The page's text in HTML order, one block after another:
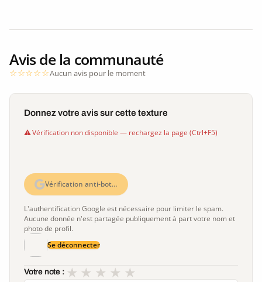
Avis de la communauté
Aucun avis pour le moment
Donnez votre avis sur cette texture
Vérification non disponible — rechargez la page (Ctrl+F5)
Vérification anti-bot…
L'authentification Google est nécessaire pour limiter le spam.
Aucune donnée n'est partagée publiquement à part votre nom et
photo de profil.
Se déconnecter
Votre note : ★
★
★
★
★